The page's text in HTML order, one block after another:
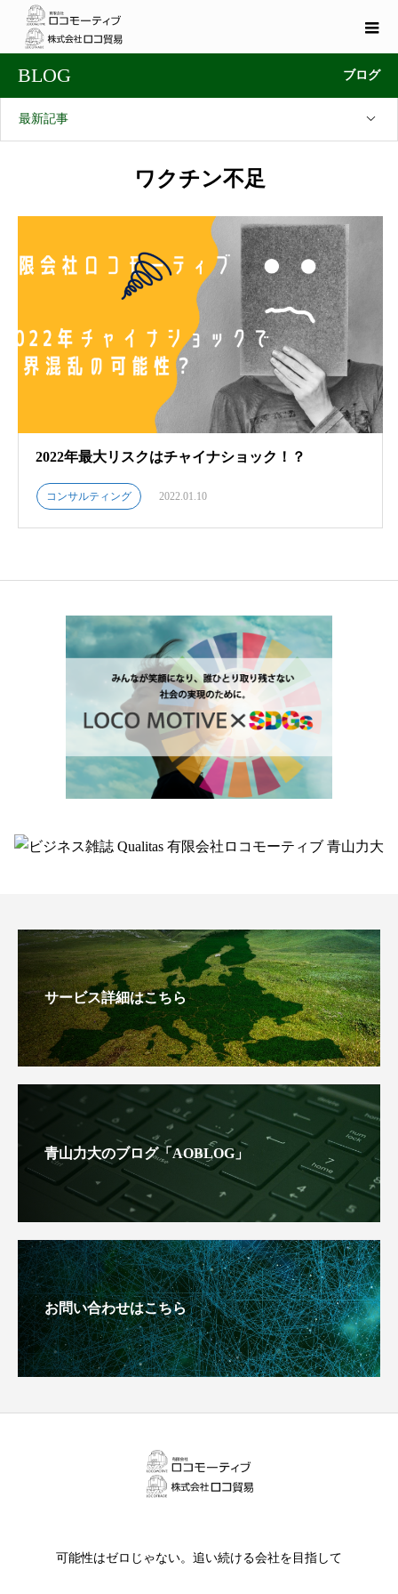
BLOG ブログ
最新記事
ワクチン不足
2022年最大リスクはチャイナショック！？
コンサルティング 2022.01.10
サービス詳細はこちら
青山力大のブログ「AOBLOG」
お問い合わせはこちら
可能性はゼロじゃない。追い続ける会社を目指して